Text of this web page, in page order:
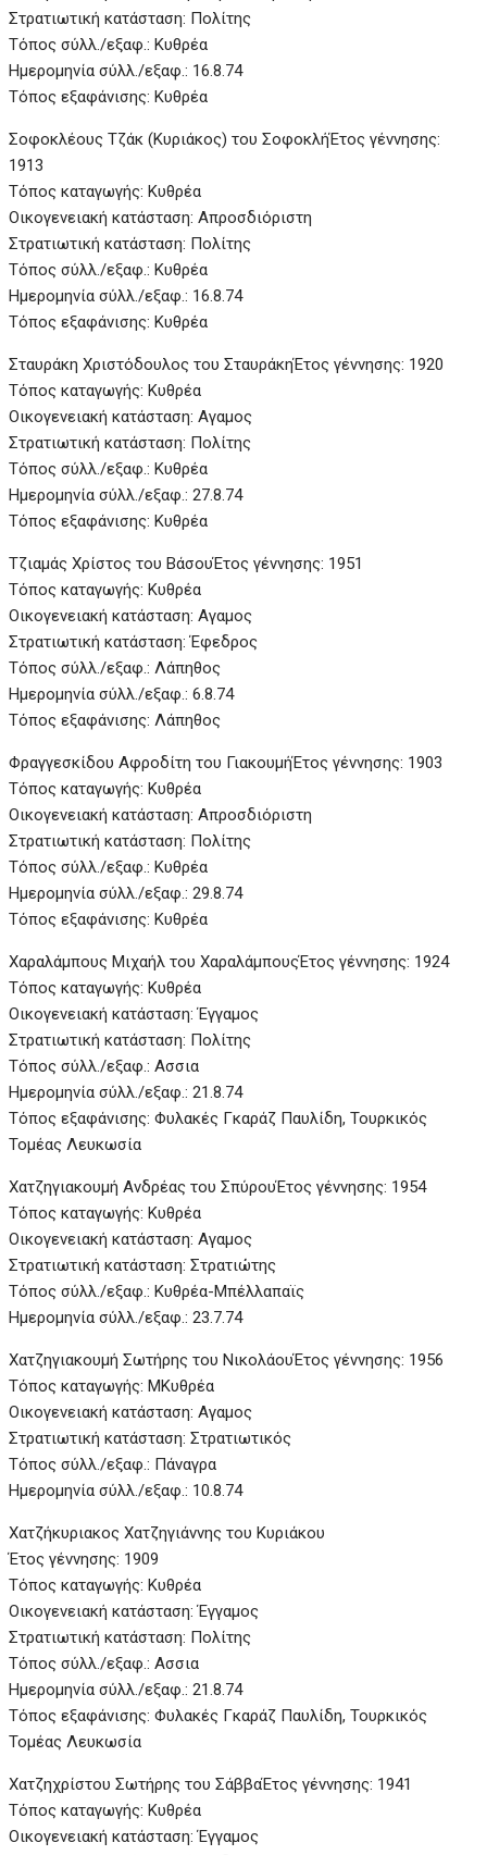
Στρατιωτική κατάσταση: Πολίτης
Τόπος σύλλ./εξαφ.: Κυθρέα
Ημερομηνία σύλλ./εξαφ.: 16.8.74
Τόπος εξαφάνισης: Κυθρέα
Σοφοκλέους Τζάκ (Κυριάκος) του ΣοφοκλήΈτος γέννησης:
1913
Τόπος καταγωγής: Κυθρέα
Οικογενειακή κατάσταση: Απροσδιόριστη
Στρατιωτική κατάσταση: Πολίτης
Τόπος σύλλ./εξαφ.: Κυθρέα
Ημερομηνία σύλλ./εξαφ.: 16.8.74
Τόπος εξαφάνισης: Κυθρέα
Σταυράκη Χριστόδουλος του ΣταυράκηΈτος γέννησης: 1920
Τόπος καταγωγής: Κυθρέα
Οικογενειακή κατάσταση: Αγαμος
Στρατιωτική κατάσταση: Πολίτης
Τόπος σύλλ./εξαφ.: Κυθρέα
Ημερομηνία σύλλ./εξαφ.: 27.8.74
Τόπος εξαφάνισης: Κυθρέα
Τζιαμάς Χρίστος του ΒάσουΈτος γέννησης: 1951
Τόπος καταγωγής: Κυθρέα
Οικογενειακή κατάσταση: Αγαμος
Στρατιωτική κατάσταση: Έφεδρος
Τόπος σύλλ./εξαφ.: Λάπηθος
Ημερομηνία σύλλ./εξαφ.: 6.8.74
Τόπος εξαφάνισης: Λάπηθος
Φραγγεσκίδου Αφροδίτη του ΓιακουμήΈτος γέννησης: 1903
Τόπος καταγωγής: Κυθρέα
Οικογενειακή κατάσταση: Απροσδιόριστη
Στρατιωτική κατάσταση: Πολίτης
Τόπος σύλλ./εξαφ.: Κυθρέα
Ημερομηνία σύλλ./εξαφ.: 29.8.74
Τόπος εξαφάνισης: Κυθρέα
Χαραλάμπους Μιχαήλ του ΧαραλάμπουςΈτος γέννησης: 1924
Τόπος καταγωγής: Κυθρέα
Οικογενειακή κατάσταση: Έγγαμος
Στρατιωτική κατάσταση: Πολίτης
Τόπος σύλλ./εξαφ.: Ασσια
Ημερομηνία σύλλ./εξαφ.: 21.8.74
Τόπος εξαφάνισης: Φυλακές Γκαράζ Παυλίδη, Τουρκικός
Τομέας Λευκωσία
Χατζηγιακουμή Ανδρέας του ΣπύρουΈτος γέννησης: 1954
Τόπος καταγωγής: Κυθρέα
Οικογενειακή κατάσταση: Αγαμος
Στρατιωτική κατάσταση: Στρατιώτης
Τόπος σύλλ./εξαφ.: Κυθρέα-Μπέλλαπαϊς
Ημερομηνία σύλλ./εξαφ.: 23.7.74
Χατζηγιακουμή Σωτήρης του ΝικολάουΈτος γέννησης: 1956
Τόπος καταγωγής: MΚυθρέα
Οικογενειακή κατάσταση: Αγαμος
Στρατιωτική κατάσταση: Στρατιωτικός
Τόπος σύλλ./εξαφ.: Πάναγρα
Ημερομηνία σύλλ./εξαφ.: 10.8.74
Χατζήκυριακος Χατζηγιάννης του Κυριάκου
Έτος γέννησης: 1909
Τόπος καταγωγής: Κυθρέα
Οικογενειακή κατάσταση: Έγγαμος
Στρατιωτική κατάσταση: Πολίτης
Τόπος σύλλ./εξαφ.: Ασσια
Ημερομηνία σύλλ./εξαφ.: 21.8.74
Τόπος εξαφάνισης: Φυλακές Γκαράζ Παυλίδη, Τουρκικός
Τομέας Λευκωσία
Χατζηχρίστου Σωτήρης του ΣάββαΈτος γέννησης: 1941
Τόπος καταγωγής: Κυθρέα
Οικογενειακή κατάσταση: Έγγαμος